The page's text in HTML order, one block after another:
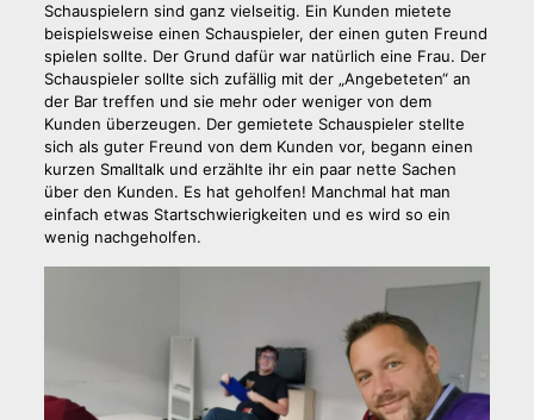
Schauspielern sind ganz vielseitig. Ein Kunden mietete
beispielsweise einen Schauspieler, der einen guten Freund
spielen sollte. Der Grund dafür war natürlich eine Frau. Der
Schauspieler sollte sich zufällig mit der „Angebeteten“ an
der Bar treffen und sie mehr oder weniger von dem
Kunden überzeugen. Der gemietete Schauspieler stellte
sich als guter Freund von dem Kunden vor, begann einen
kurzen Smalltalk und erzählte ihr ein paar nette Sachen
über den Kunden. Es hat geholfen! Manchmal hat man
einfach etwas Startschwierigkeiten und es wird so ein
wenig nachgeholfen.